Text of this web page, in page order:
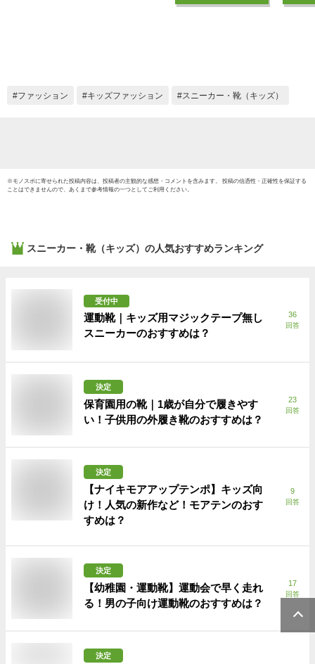
ファッション キッズファッション スニーカー・靴（キッズ）
※モノスポに寄せられた投稿内容は、投稿者の主観的な感想・コメントを含みます。 投稿の信憑性・正確性を保証する
ことはできませんので、あくまで参考情報の一つとしてご利用ください。
スニーカー・靴（キッズ） の人気おすすめランキング
受付中
運動靴｜キッズ用マジックテープ無し
スニーカーのおすすめは？
36
回答
決定
保育園用の靴｜1歳が自分で履きやす
い！子供用の外履き靴のおすすめは？
23
回答
決定
【ナイキモアアップテンポ】キッズ向
け！人気の新作など！モアテンのおす
すめは？
9
回答
決定
【幼稚園・運動靴】運動会で早く走れ
る！男の子向け運動靴のおすすめは？
17
回答
決定